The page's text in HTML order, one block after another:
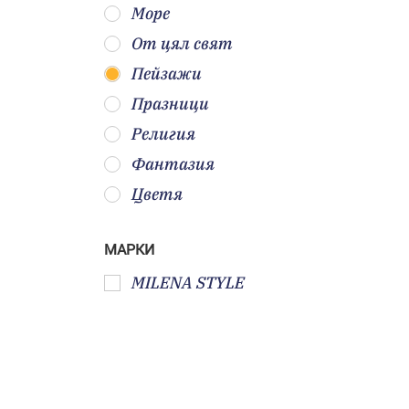
Море
От цял свят
Пейзажи
Празници
Религия
Фантазия
Цветя
МАРКИ
MILENA STYLE